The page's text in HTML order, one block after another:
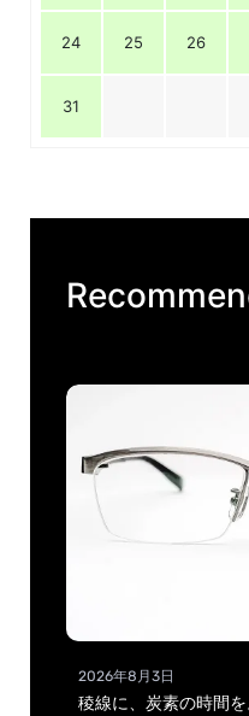
24 25 26
31
2026年8月3日
稜線に、炭素の時間